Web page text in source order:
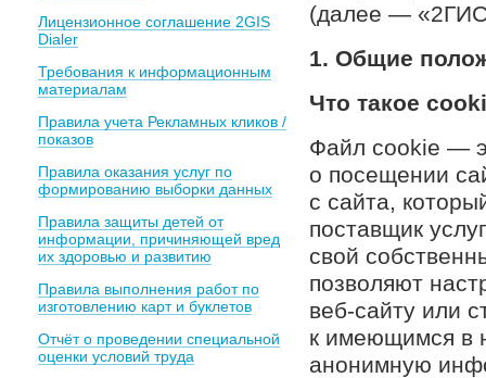
Лицензионное соглашение 2GIS
Dialer
Требования к информационным
материалам
Правила учета Рекламных кликов /
показов
Правила оказания услуг по
формированию выборки данных
Правила защиты детей от
информации, причиняющей вред
их здоровью и развитию
Правила выполнения работ по
изготовлению карт и буклетов
Отчёт о проведении специальной
оценки условий труда
(далее —
1. Общие
Что такое
Файл cookie —
о посещении
с сайта,
поставщик
свой
позволяют
веб-сайту или
к имеющимся в
анонимную